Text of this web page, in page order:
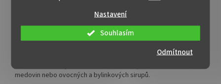
Nastavení
Odmítnout
Souhlasím
alkoholické nápoje.
✅ Různá víčka TO 43 ke sklenici
alkoholické nápoje.
lahev nejen na džus 750 ml
✅ Twist Off šroubový uzávěr
✅ Různá víčka TO 43 ke sklenici
Lahev na džus 330 ml DŽUSOVKA SOCZEK
0,33 l Twist DŽUSOVKA SOCZEK
pomocníkem pro každého, kdo se věnuje výrobě šťáv, moštů,
nápojů všeho druhu. Tato lahev je ideální pro uchování ovocných
medovin nebo ovocných a bylinkových sirupů.